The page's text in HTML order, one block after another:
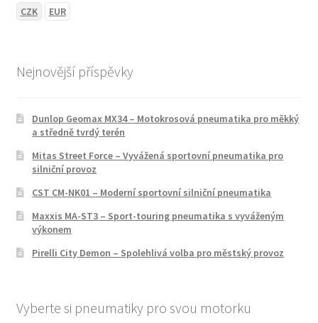
CZK EUR
Nejnovější příspěvky
Dunlop Geomax MX34 – Motokrosová pneumatika pro měkký
a středně tvrdý terén
Mitas Street Force – Vyvážená sportovní pneumatika pro
silniční provoz
CST CM-NK01 – Moderní sportovní silniční pneumatika
Maxxis MA-ST3 – Sport-touring pneumatika s vyváženým
výkonem
Pirelli City Demon – Spolehlivá volba pro městský provoz
Vyberte si pneumatiky pro svou motorku